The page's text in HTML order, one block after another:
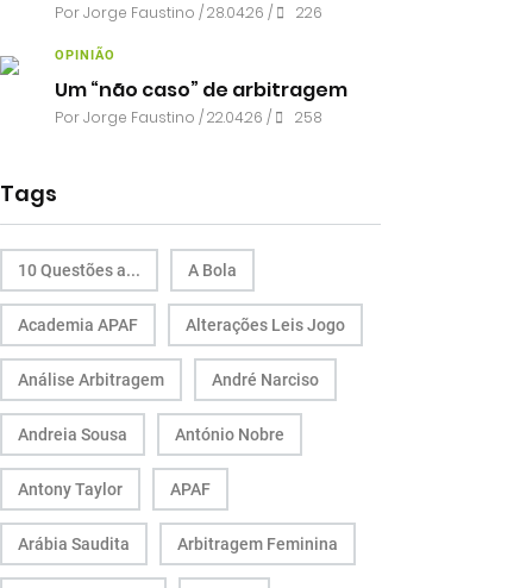
PorJorge Faustino / 28.04.26 / 226
OPINIÃO
Um “não caso” de arbitragem
PorJorge Faustino / 22.04.26 / 258
Tags
10 Questões a... A Bola
Academia APAF Alterações Leis Jogo
Análise Arbitragem André Narciso
Andreia Sousa António Nobre
Antony Taylor APAF
Arábia Saudita Arbitragem Feminina